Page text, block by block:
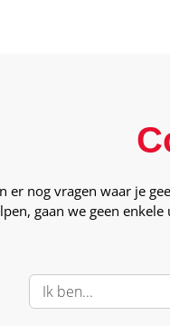
er nog vragen waar je
gaan we geen